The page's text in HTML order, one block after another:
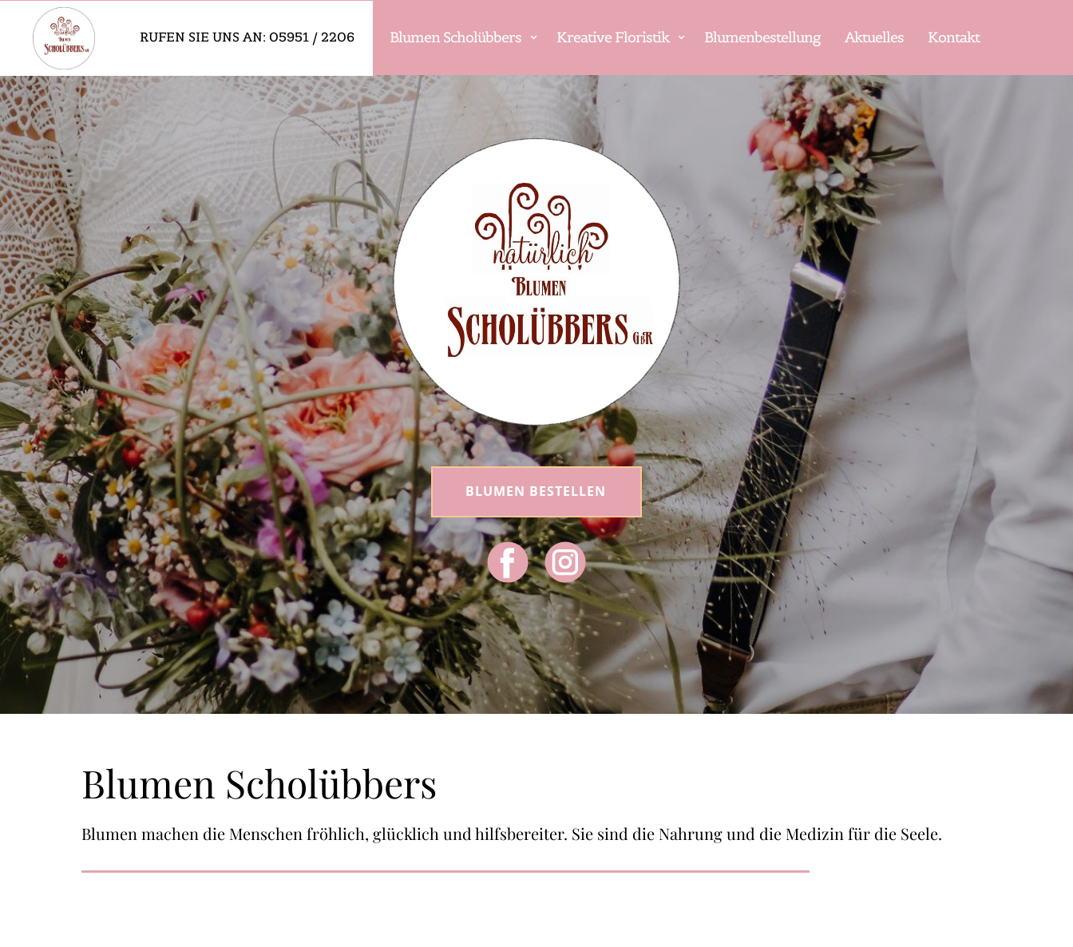
RUFEN SIE UNS AN: 05951 / 2206 Blumen Scholübbers Kreative Floristik Blumenbestellung Aktuelles Kontakt
BLUMEN BESTELLEN
Blumen Scholübbers
Blumen machen die Menschen fröhlich, glücklich und hilfsbereiter. ​Sie sind die Nahrung und die Medizin für die Seele.